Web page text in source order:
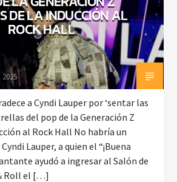
DE LA INDUCCIÓN AL
ROCK HALL
2025
a Cyndi Lauper por ‘sentar las
del pop de la Generación Z
al Rock Hall No habría un
Lauper, a quien el “¡Buena
ayudó a ingresar al Salón de
Roll el […]